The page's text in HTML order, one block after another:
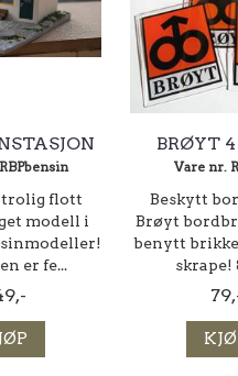
flott
modell i
er fe...
BRØYT 4
Vare nr.
Beskytt
Brøyt
benytt
skrape!